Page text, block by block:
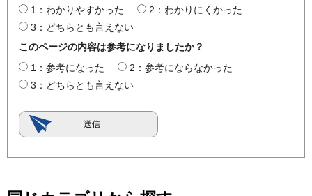
1：わかりやすかった
2：わかりにくかった
3：どちらとも言えない
このページの内容は参考になりましたか？
1：参考になった
2：参考にならなかった
3：どちらとも言えない